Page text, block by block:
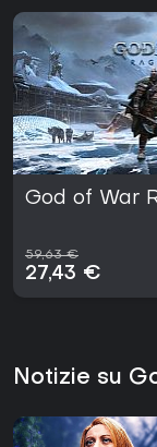
God of War
59,63 €
27,43 €
Notizie su